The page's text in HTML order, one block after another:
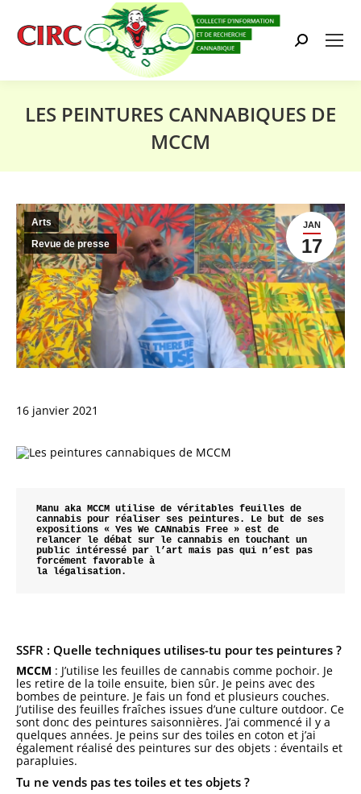
Search:
LES PEINTURES CANNABIQUES DE
MCCM
JAN
17
Arts
Revue de presse
16 janvier 2021
Manu aka MCCM utilise de véritables feuilles de
cannabis pour réaliser ses peintures. Le but de ses
expositions « Yes We CANnabis Free » est de
relancer le débat sur le cannabis en touchant un
public intéressé par l’art mais pas qui n’est pas
forcément favorable à
la légalisation.
SSFR : Quelle techniques utilises-tu pour tes peintures ?
MCCM : J’utilise les feuilles de cannabis comme pochoir. Je
les retire de la toile ensuite, bien sûr. Je peins avec des
bombes de peinture. Je fais un fond et plusieurs couches.
J’utilise des feuilles fraîches issues d’une culture outdoor. Ce
sont donc des peintures saisonnières. J’ai commencé il y a
quelques années. Je peins sur des toiles en coton et j’ai
également réalisé des peintures sur des objets : éventails et
parapluies.
Tu ne vends pas tes toiles et tes objets ?